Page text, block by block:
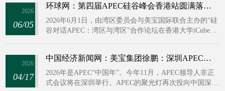
的ABAC、PECC官方代表。活動聚焦人工智能落地應
用、產業經濟價值及區域跨界協作等核心議題，接續並
深化2023年三藩市APEC矽谷峰會的對話成果，為亞太創
2026
06/05
环球网：第四届APEC硅谷峰会香港站圆满落幕 系列活动赋能亚太协同合作
2026年6月1日，由湾区委员会与美宝国际联合主办的“硅
谷对话APEC：湾区与湾区”合作论坛在香港大学iCube创
体的ABAC、PECC官方代表。活动聚焦人工智能落地应
用、产业经济价值及区域跨界协作等核心议题，接续并
深化2023年旧金山APEC硅谷峰会的对话成果，为亚太创
2026
04/17
中国经济新闻网：美宝集团徐鹏：深圳APEC峰会有望成为“未来体验馆” ，期待AI等议题实现“生活化”落地
2026年是APEC“中国年”。今年11月，APEC领导人非正
式会议将在深圳举行。APEC的聚光灯再次投向中国深